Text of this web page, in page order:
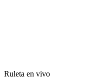
Ruleta en vivo